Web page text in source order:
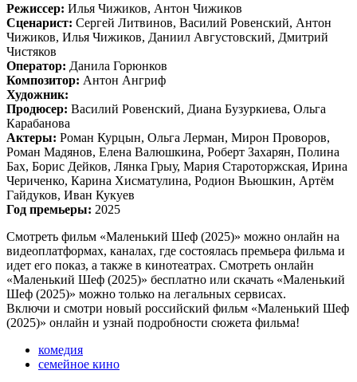
Режиссер: Илья Чижиков, Антон Чижиков
Сценарист: Сергей Литвинов, Василий Ровенский, Антон
Чижиков, Илья Чижиков, Даниил Августовский, Дмитрий
Чистяков
Оператор: Данила Горюнков
Композитор: Антон Ангриф
Художник:
Продюсер: Василий Ровенский, Диана Бузуркиева, Ольга
Карабанова
Актеры: Роман Курцын, Ольга Лерман, Мирон Проворов,
Роман Мадянов, Елена Валюшкина, Роберт Захарян, Полина
Бах, Борис Дейков, Лянка Грыу, Мария Староторжская, Ирина
Чериченко, Карина Хисматулина, Родион Вьюшкин, Артём
Гайдуков, Иван Кукуев
Год премьеры: 2025
Смотреть фильм «Маленький Шеф (2025)» можно онлайн на
видеоплатформах, каналах, где состоялась премьера фильма и
идет его показ, а также в кинотеатрах. Смотреть онлайн
«Маленький Шеф (2025)» бесплатно или скачать «Маленький
Шеф (2025)» можно только на легальных сервисах.
Включи и смотри новый российский фильм «Маленький Шеф
(2025)» онлайн и узнай подробности сюжета фильма!
комедия
семейное кино